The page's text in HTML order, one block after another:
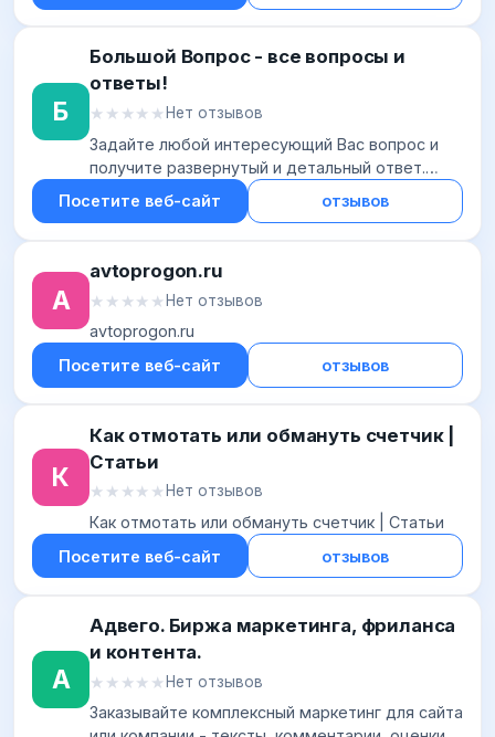
Б
Большой Вопрос - все вопросы и
ответы!
★★★★★
★★★★★ Нет отзывов
Задайте любой интересующий Вас вопрос и
получите развернутый и детальный ответ.
Зарабатывайте на интересных вопросах и
Посетите веб-сайт отзывов
A
avtoprogon.ru
★★★★★
★★★★★ Нет отзывов
avtoprogon.ru
Посетите веб-сайт
отзывов
К
Как отмотать или обмануть счетчик |
Статьи
★★★★★
★★★★★ Нет отзывов
Как отмотать или обмануть счетчик | Статьи
Посетите веб-сайт
отзывов
А
Адвего. Биржа маркетинга, фриланса
и контента.
★★★★★
★★★★★ Нет отзывов
Заказывайте комплексный маркетинг для сайта